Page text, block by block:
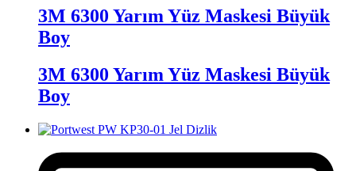
3M 6300 Yarım Yüz Maskesi Büyük
Boy
3M 6300 Yarım Yüz Maskesi Büyük
Boy